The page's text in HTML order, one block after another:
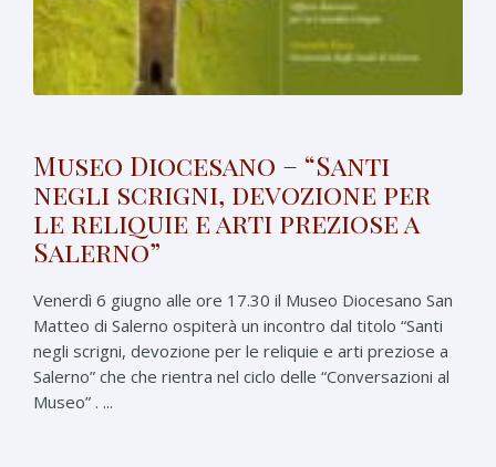
Museo Diocesano – “Santi
negli scrigni, devozione per
le reliquie e arti preziose a
Salerno”
Venerdì 6 giugno alle ore 17.30 il Museo Diocesano San
Matteo di Salerno ospiterà un incontro dal titolo “Santi
negli scrigni, devozione per le reliquie e arti preziose a
Salerno” che che rientra nel ciclo delle “Conversazioni al
Museo” . ...